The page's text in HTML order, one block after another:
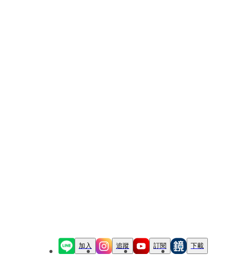
加入 追蹤 訂閱 下載